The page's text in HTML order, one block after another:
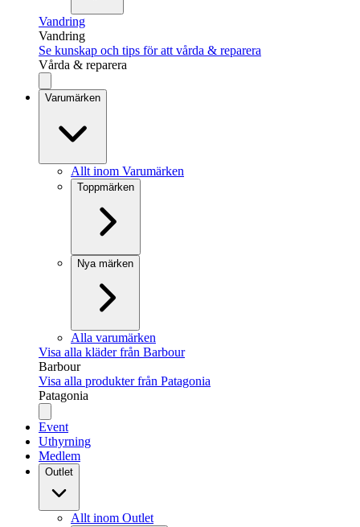
Vandring
Vandring
Se kunskap och tips för att vårda & reparera
Vårda & reparera
Varumärken
Allt inom Varumärken
Toppmärken
Nya märken
Alla varumärken
Visa alla kläder från Barbour
Barbour
Visa alla produkter från Patagonia
Patagonia
Event
Uthyrning
Medlem
Outlet
Allt inom Outlet